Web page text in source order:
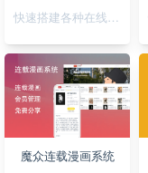
快速搭建各种在线考试系统
魔众连载漫画系统